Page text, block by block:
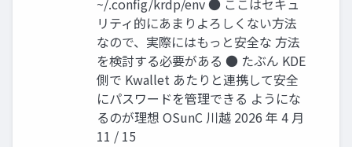
~/.config/krdp/env ● ここはセキュ
リティ的にあまりよろしくない方法
なので、実際にはもっと安全な 方法
を検討する必要がある ● たぶん KDE
側で Kwallet あたりと連携して安全
にパスワードを管理できる ようにな
るのが理想 OSunC 川越 2026 年 4 月
11 / 15